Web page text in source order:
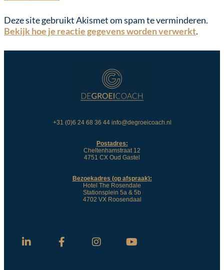
Deze site gebruikt Akismet om spam te verminderen.
Bekijk hoe je reactie gegevens worden verwerkt.
+31 (0)6 24 68 36 44 info@degroeicoach.nl
Postadres:
Cheltenhamstraat 12
4751 CX Oud Gastel
Bezoekadres (op afspraak):
Hotel The Rosendale
Stationsplein 5a & 5b
4702 VX Roosendaal